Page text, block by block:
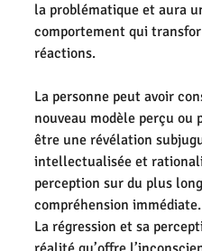
la problématique et aura
comportement qui
réactions.
La personne peut avoir
nouveau modèle perçu ou
être une révélation
intellectualisée et
perception sur du plus
compréhension immédiate.
La régression et sa